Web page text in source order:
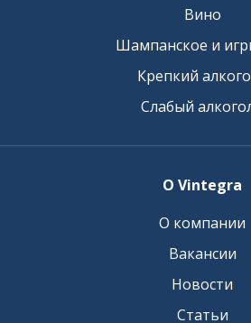
Вино
Шампанское и
Крепкий
Слабый
О Vintegra
О компании
Вакансии
Новости
Статьи